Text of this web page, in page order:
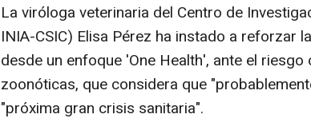
La viróloga veterinaria del Centro de
INIA-CSIC) Elisa Pérez ha instado a reforzar
desde un enfoque 'One Health', ante el
zoonóticas, que considera que
"próxima gran crisis sanitaria".